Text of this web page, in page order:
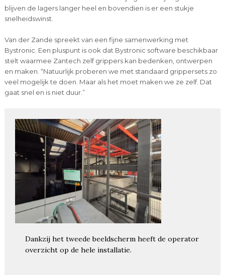
blijven de lagers langer heel en bovendien is er een stukje
snelheidswinst.
Van der Zande spreekt van een fijne samenwerking met
Bystronic. Een pluspunt is ook dat Bystronic software beschikbaar
stelt waarmee Zantech zelf grippers kan bedenken, ontwerpen
en maken. “Natuurlijk proberen we met standaard grippersets zo
veel mogelijk te doen. Maar als het moet maken we ze zelf. Dat
gaat snel en is niet duur.”
Dankzij het tweede beeldscherm heeft de operator
overzicht op de hele installatie.